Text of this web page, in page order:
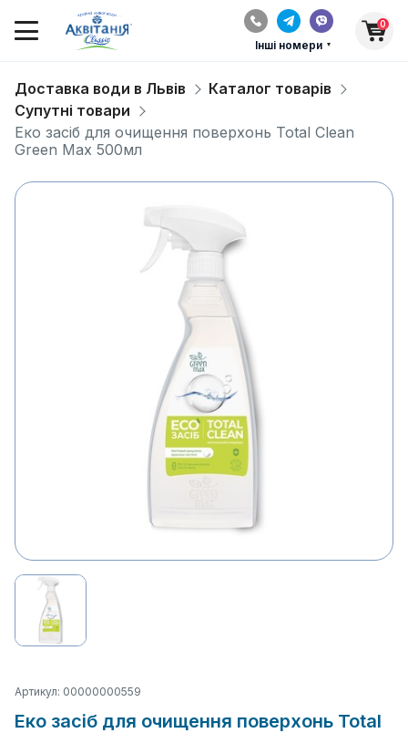
Інші номери
0
Доставка води в Львів
Каталог товарів
Супутні товари
Еко засіб для очищення поверхонь Total Clean
Green Max 500мл
Артикул: 00000000559
Еко засіб для очищення поверхонь Total